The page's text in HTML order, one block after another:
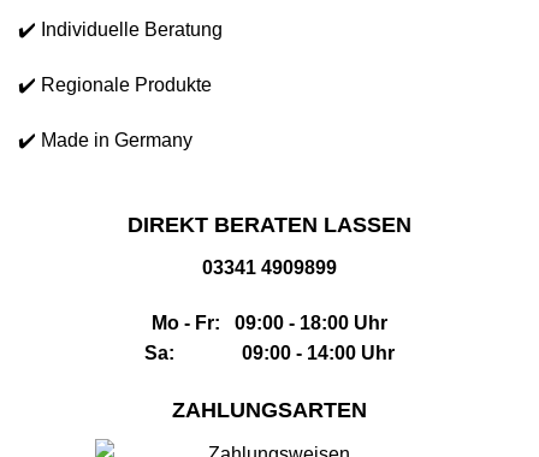
✔️ Individuelle Beratung
✔️ Regionale Produkte
✔️ Made in Germany
DIREKT BERATEN LASSEN
03341 4909899
Mo - Fr: 09:00 - 18:00 Uhr
Sa: 09:00 - 14:00 Uhr
ZAHLUNGSARTEN